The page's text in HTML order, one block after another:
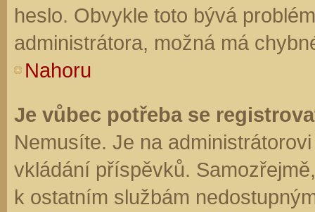
heslo. Obvykle toto bývá
administrátora, možná má
Nahoru
Je vůbec potřeba se
Nemusíte. Je na
vkládání příspěvků.
k ostatním službám